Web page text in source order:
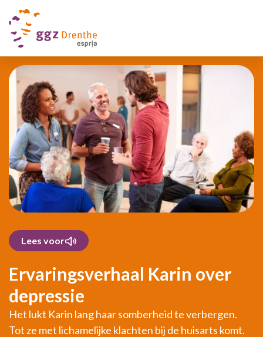
Lees voor
Ervaringsverhaal Karin over
depressie
Het lukt Karin lang haar somberheid te verbergen.
Tot ze met lichamelijke klachten bij de huisarts komt.